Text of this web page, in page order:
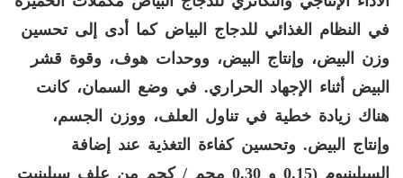
في النظام الغذائي للدجاج البياض كما أدى إلى تحسين
وزن البيض، وإنتاج البيض، ووحدات هوف، وقوة قشر
البيض أثناء الإجهاد الحراري. في وضع السمان، كانت
هناك زيادة خطية في تناول العلف، ووزن الجسم،
وإنتاج البيض. وتحسين كفاءة التغذية عند إضافة
السيلينيوم (0.15 و 0.30 مجم / كجم من علف سيلينيت